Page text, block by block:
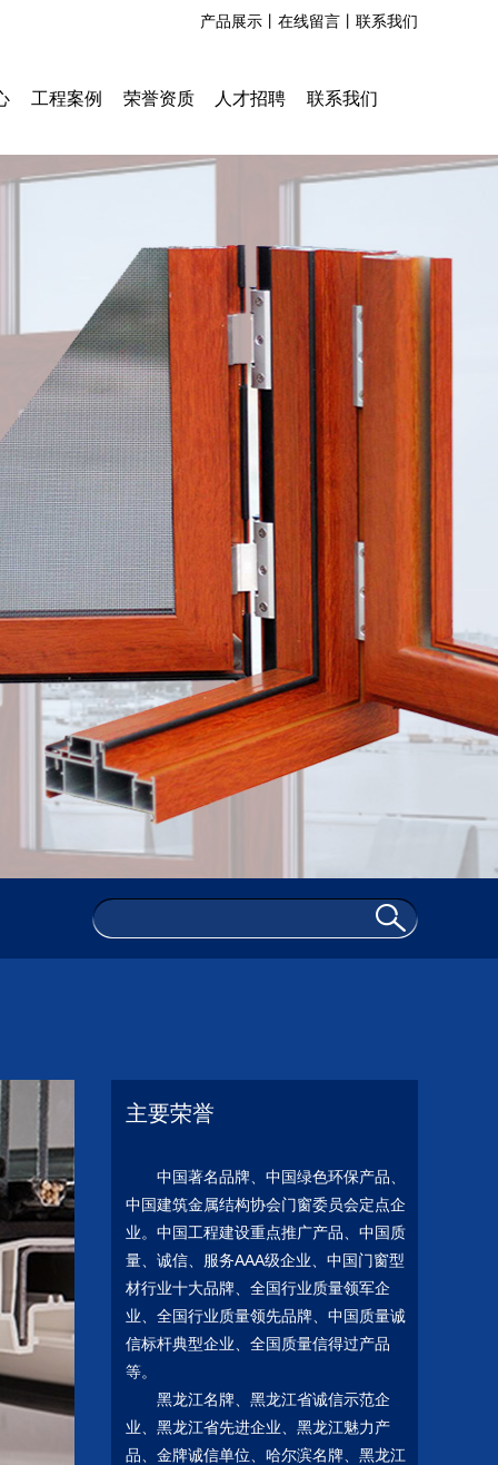
产品展示丨 在线留言丨 联系我们
工程案例 荣誉资质 人才招聘 联系我们
主要荣誉
中国著名品牌、中国绿色环保产品、
中国建筑金属结构协会门窗委员会定点企
业。中国工程建设重点推广产品、中国质
量、诚信、服务AAA级企业、中国门窗型
材行业十大品牌、全国行业质量领军企
业、全国行业质量领先品牌、中国质量诚
信标杆典型企业、全国质量信得过产品
等。
黑龙江名牌、黑龙江省诚信示范企
业、黑龙江省先进企业、黑龙江魅力产
品、金牌诚信单位、哈尔滨名牌、黑龙江